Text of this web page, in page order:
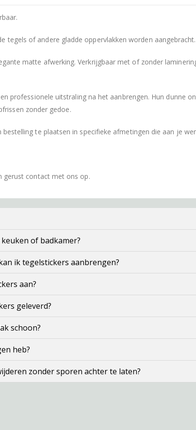
tegels of andere gladde oppervlakken worden aangebracht.
matte afwerking. Verkrijgbaar met of zonder
professionele uitstraling na het aanbrengen. Hun dunne
zonder gedoe.
te plaatsen in specifieke afmetingen die aan je
gerust contact met ons op.
of badkamer?
ik tegelstickers aanbrengen?
aan?
geleverd?
schoon?
heb?
zonder sporen achter te laten?